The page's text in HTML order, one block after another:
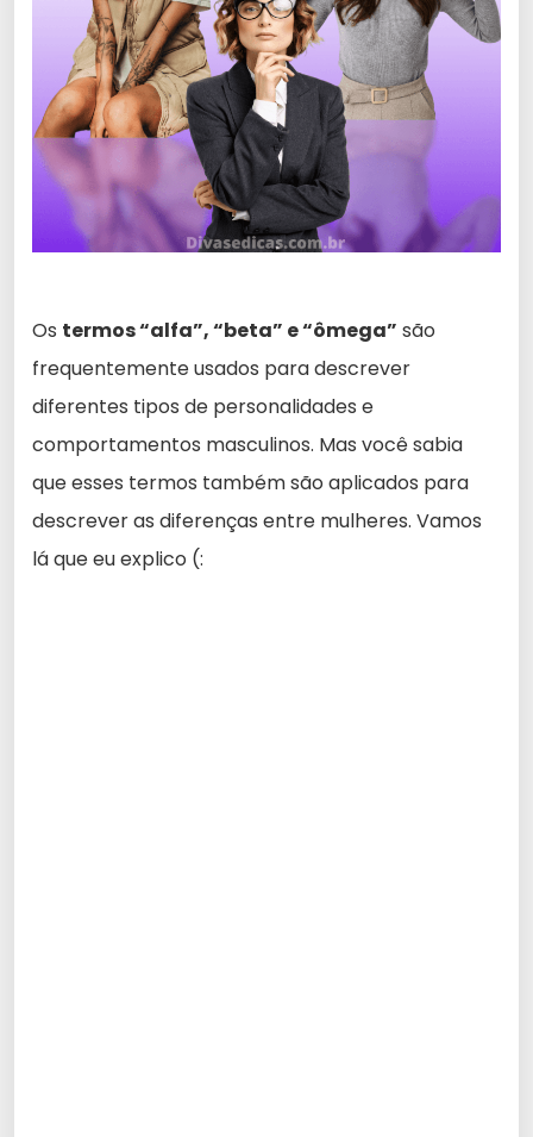
Os termos “alfa”, “beta” e “ômega” são
frequentemente usados para descrever
diferentes tipos de personalidades e
comportamentos masculinos. Mas você sabia
que esses termos também são aplicados para
descrever as diferenças entre mulheres. Vamos
lá que eu explico (: